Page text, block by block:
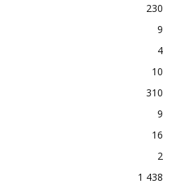
230
9
4
10
310
9
16
2
1 438